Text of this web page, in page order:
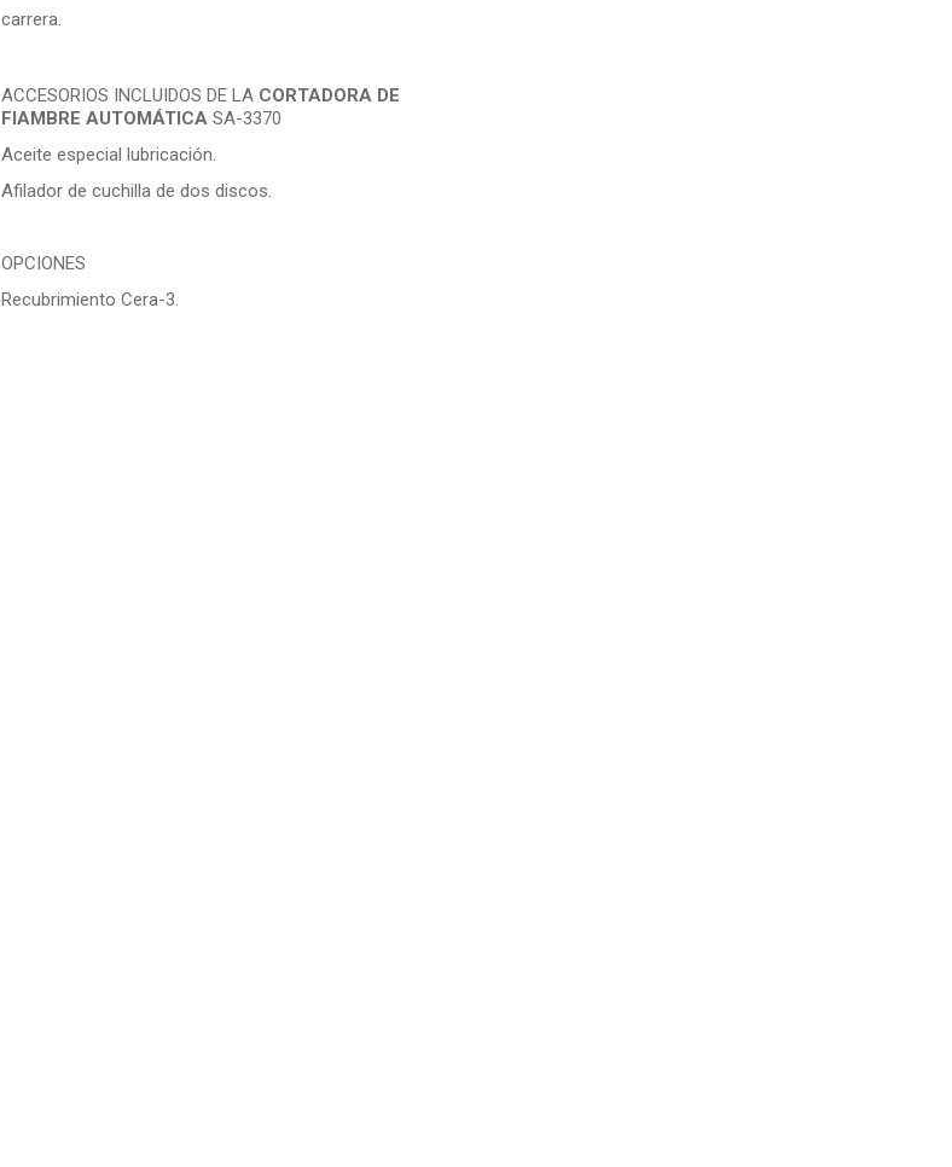
carrera.
ACCESORIOS INCLUIDOS DE LA CORTADORA DE
FIAMBRE AUTOMÁTICA SA-3370
Aceite especial lubricación.
Afilador de cuchilla de dos discos.
OPCIONES
Recubrimiento Cera-3.